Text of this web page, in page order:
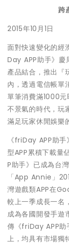
跨
2015年10月1日
面對快速變化的經
Day APP助手》慶
產品結合，推出『
內，透過電信帳單
單筆消費滿1000
不景氣的時代，玩
滿足玩家休閒娛樂
《friDay APP助
型APP累積下載量
P助手》已成為台
「App Annie」
灣遊戲類APP在
較上一季成長一名
成為各國開發手遊
傳《friDay APP助
上，均具有市場獨